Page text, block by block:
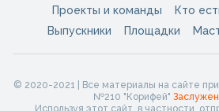
Проекты и команды
Кто
Выпускники
Площадки
© 2020-2021 | Все материалы на сайте
№210 "Корифей"
Используя этот сайт, в частности,